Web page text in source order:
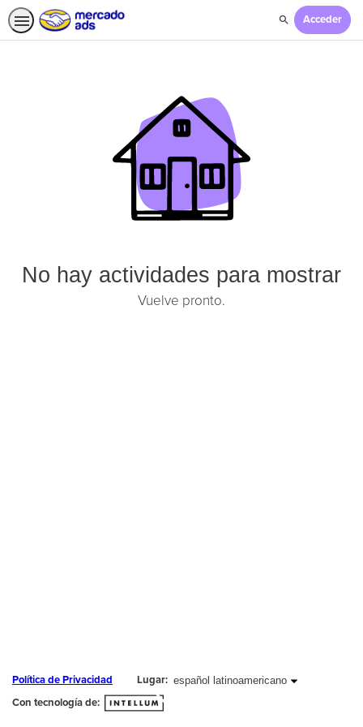
Búsqueda
Acceder
Página
No hay actividades para mostrar
Vuelve pronto.
Política de Privacidad Lugar:
español latinoamericano seleccionadoespañol latinoamericano
Con tecnología de: